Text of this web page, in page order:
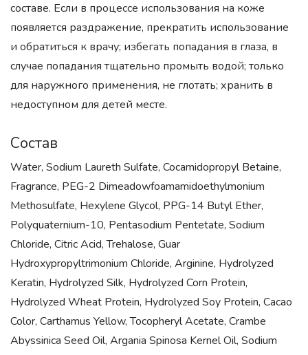
составе. Если в процессе использования на коже
появляется раздражение, прекратить использование
и обратиться к врачу; избегать попадания в глаза, в
случае попадания тщательно промыть водой; только
для наружного применения, не глотать; хранить в
недоступном для детей месте.
Состав
Water, Sodium Laureth Sulfate, Cocamidopropyl Betaine,
Fragrance, PEG-2 Dimeadowfoamamidoethylmonium
Methosulfate, Hexylene Glycol, PPG-14 Butyl Ether,
Polyquaternium-10, Pentasodium Pentetate, Sodium
Chloride, Citric Acid, Trehalose, Guar
Hydroxypropyltrimonium Chloride, Arginine, Hydrolyzed
Keratin, Hydrolyzed Silk, Hydrolyzed Corn Protein,
Hydrolyzed Wheat Protein, Hydrolyzed Soy Protein, Cacao
Color, Carthamus Yellow, Tocopheryl Acetate, Crambe
Abyssinica Seed Oil, Argania Spinosa Kernel Oil, Sodium